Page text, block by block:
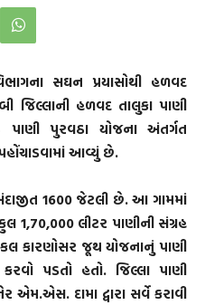
સઘન પ્રયાસોથી હળવદ
જિલ્લાની હળવદ તાલુકા પાણી
પાણી પુરવઠા યોજના અંતર્ગત
આવ્યું છે.
1600 જેટલી છે. આ ગામમાં
1,70,000 લીટર પાણીની સંગ્રહ
કારણોસર જૂથ યોજનાનું પાણી
પડતો હતો. જિલ્લા પાણી
એમ.એસ. દામા દ્વારા સર્વે કરાવી